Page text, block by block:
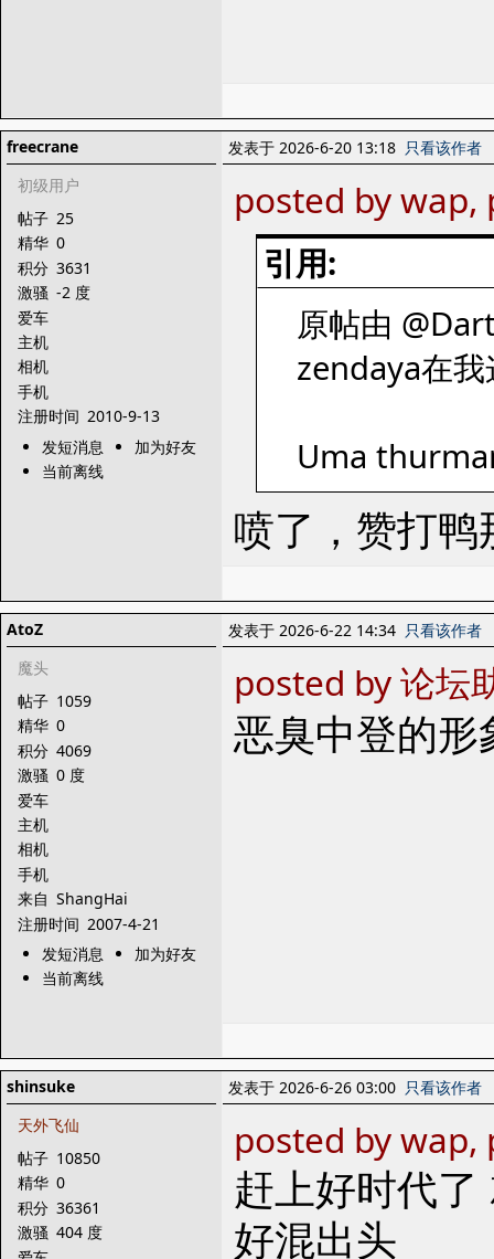
freecrane
初级用户
帖子 25
精华 0
积分 3631
激骚 -2 度
爱车
主机
相机
手机
注册时间 2010-9-13
发短消息
加为好友
当前离线
发表于 2026-6-20 13:18 只看该作者
posted by
引用:
原帖由
zendaya在
Uma
喷了，赞打
AtoZ
魔头
帖子 1059
精华 0
积分 4069
激骚 0 度
爱车
主机
相机
手机
来自 ShangHai
注册时间 2007-4-21
发短消息
加为好友
当前离线
发表于 2026-6-22 14:34 只看该作者
posted by 论坛
恶臭中登的形
shinsuke
天外飞仙
帖子 10850
精华 0
积分 36361
激骚 404 度
发表于 2026-6-26 03:00 只看该作者
posted by
赶上好时代
好混出头